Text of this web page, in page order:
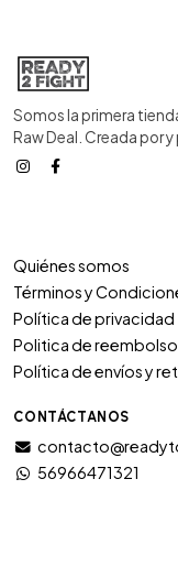
Somos la primera
Raw Deal. Creada por
Quiénes somos
Términos y
Política de privacidad
Politica de reembolso
Política de envíos y
CONTÁCTANOS
56966471321